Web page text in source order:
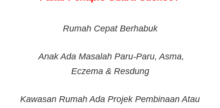
Rumah Cepat Berhabuk
Anak Ada Masalah Paru-Paru, Asma,
Eczema & Resdung
Kawasan Rumah Ada Projek Pembinaan Atau